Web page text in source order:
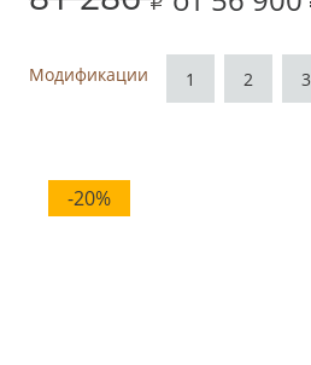
Модификации 1 2 3
-20%